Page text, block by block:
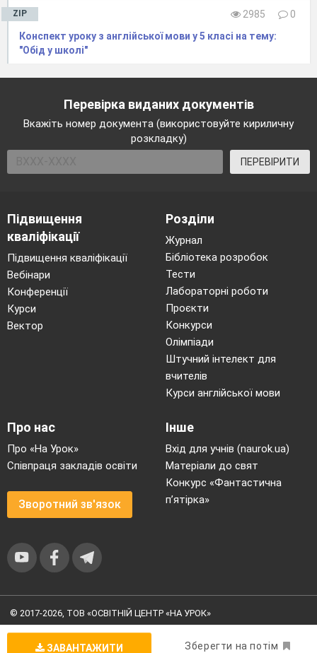
ZIP 2985
0
Конспект уроку з англійської мови у 5 класі на тему:
"Обід у школі"
ЗАВАНТАЖИТИ Зберегти на потім
Перевірка виданих документів
Вкажіть номер документа (використовуйте кириличну
розкладку)
ПЕРЕВІРИТИ
Підвищення
кваліфікації
Підвищення кваліфікації
Вебінари
Конференції
Курси
Вектор
Розділи
Журнал
Бібліотека розробок
Тести
Лабораторні роботи
Проєкти
Конкурси
Олімпіади
Штучний інтелект для
вчителів
Курси англійської мови
Про нас
Про «На Урок»
Співпраця закладів освіти
Зворотний зв'язок
Інше
Вхід для учнів (naurok.ua)
Матеріали до свят
Конкурс «Фантастична
п’ятірка»
© 2017-2026, ТОВ «ОСВІТНІЙ ЦЕНТР «НА УРОК»
конфіденційності